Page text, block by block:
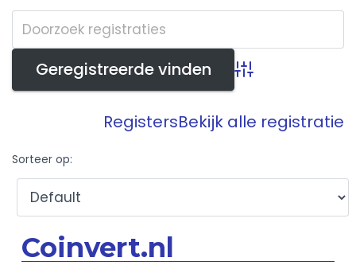
Advanced Search
RegistersBekijk alle registratie
Sorteer op:
Coinvert.nl